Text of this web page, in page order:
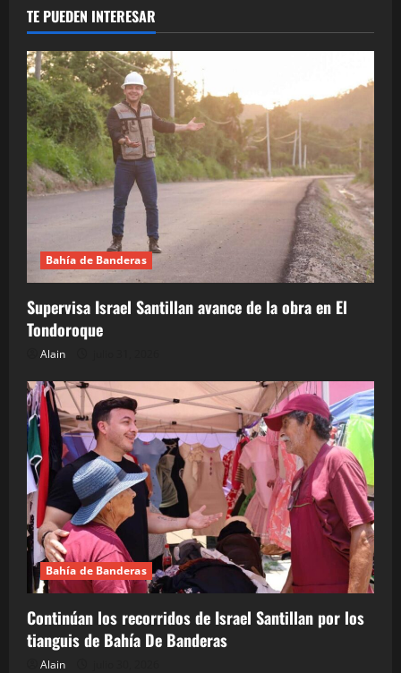
TE PUEDEN INTERESAR
Bahía de Banderas
Supervisa Israel Santillan avance de la obra en El
Tondoroque
Alain
Bahía de Banderas
Continúan los recorridos de Israel Santillan por los
tianguis de Bahía De Banderas
Alain